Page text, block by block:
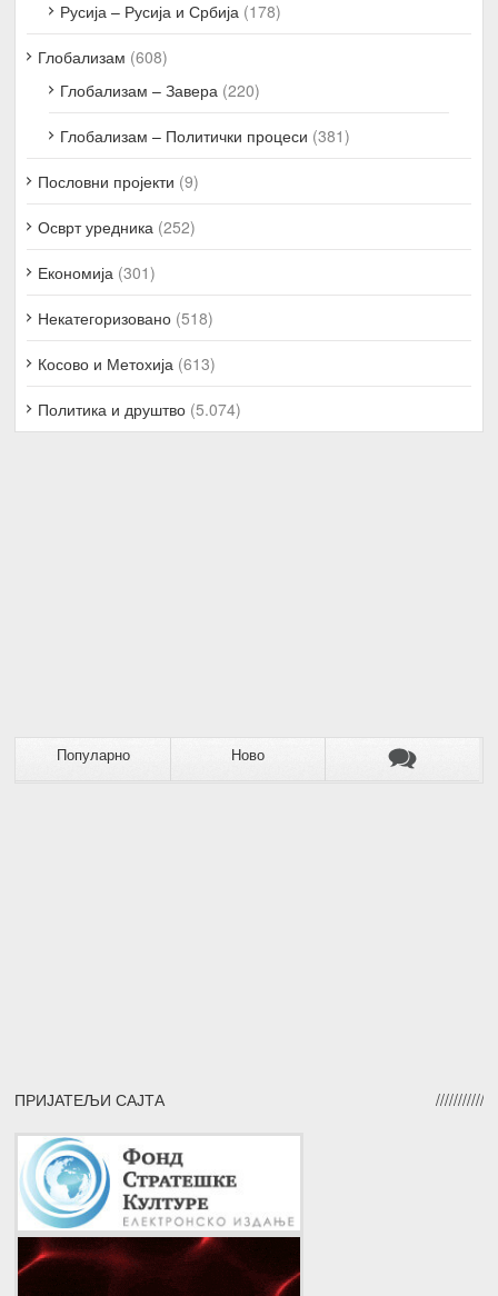
Русија – Русија и Србија (178)
Глобализам (608)
Глобализам – Завера (220)
Глобализам – Политички процеси (381)
Пословни пројекти (9)
Осврт уредника (252)
Економија (301)
Некатегоризовано (518)
Косово и Метохија (613)
Политика и друштво (5.074)
Популарно Ново
ПРИЈАТЕЉИ САЈТА